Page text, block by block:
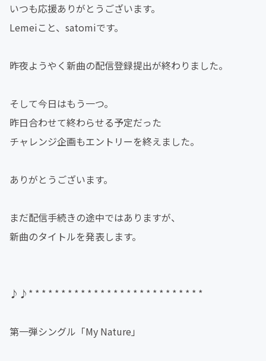
いつも応援ありがとうございます。
Lemeiこと、satomiです。
昨夜ようやく新曲の配信登録提出が終わりました。
そして今日はもう一つ。
昨日合わせて終わらせる予定だった
チャレンジ企画もエントリーを終えました。
ありがとうございます。
まだ配信手続きの途中ではありますが、
新曲のタイトルを発表します。
♪♪* * * * * * * * * * * * * * * * * * * * * * * * * * *
第一弾シングル「My Nature」